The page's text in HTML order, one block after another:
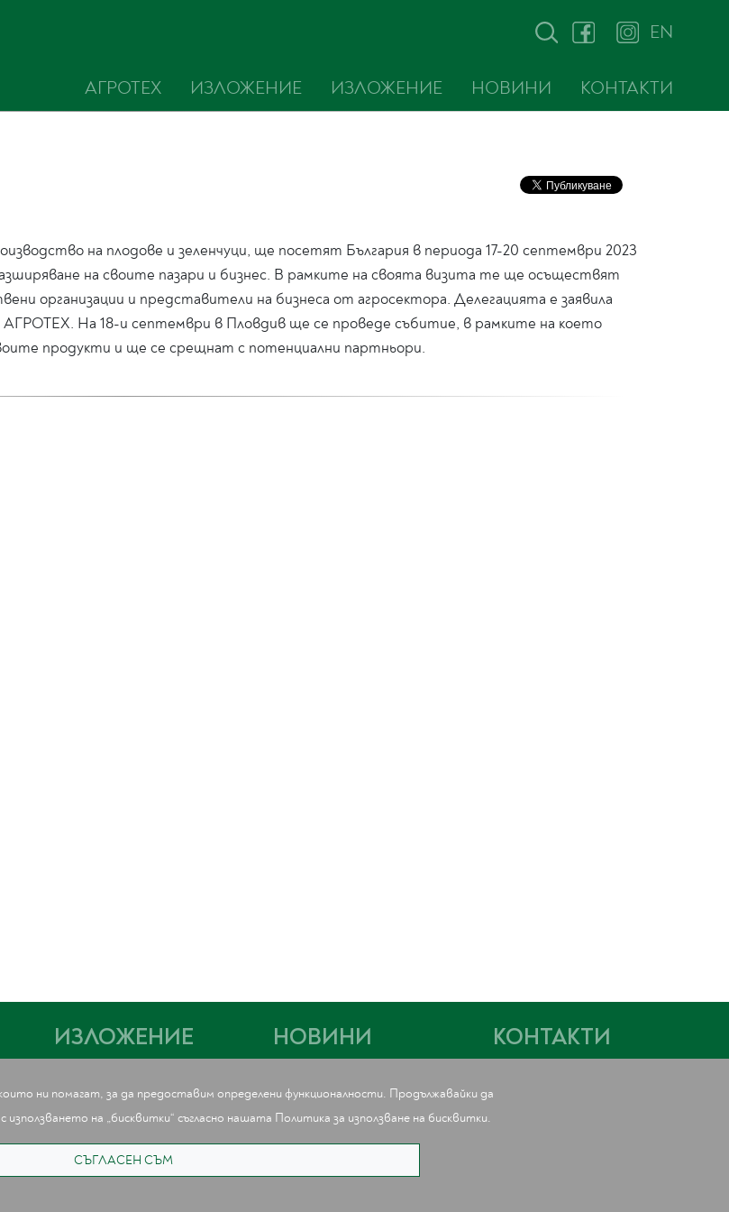
EN
АГРОТЕХ ИЗЛОЖЕНИЕ ИЗЛОЖЕНИЕ НОВИНИ КОНТАКТИ
на плодове и зеленчуци, ще посетят България в периода 17-20 септември 2023
на своите пазари и бизнес. В рамките на своята визита те ще осъществят
организации и представители на бизнеса от агросектора. Делегацията е заявила
АГРОТЕХ. На 18-и септември в Пловдив ще се проведе събитие, в рамките на което
продукти и ще се срещнат с потенциални партньори.
ни помагат, за да предоставим определени функционалности. Продължавайки да
на „бисквитки“ съгласно нашата Политика за използване на бисквитки.
СЪГЛАСЕН СЪМ
ИЗЛОЖЕНИЕ
НОВИНИ КОНТАКТИ
бул. Ботевградско шосе 316